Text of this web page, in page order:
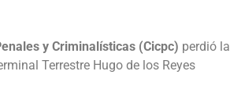
y Criminalísticas (Cicpc) perdió la
Terrestre Hugo de los Reyes